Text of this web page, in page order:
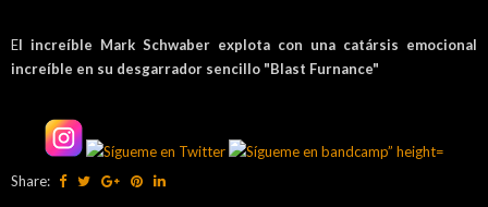
El increíble Mark Schwaber explota con una catársis emocional
increíble en su desgarrador sencillo "Blast Furnance"
Share: